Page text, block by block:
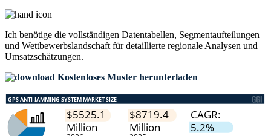
Ich benötige die vollständigen Datentabellen, Segmentaufteilungen
und Wettbewerbslandschaft für detaillierte regionale Analysen und
Umsatzschätzungen.
Kostenloses Muster herunterladen